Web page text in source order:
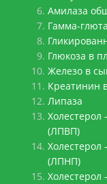
Амилаза
Гамма-
Глюкоза в
Железо в
Креатинин
Липаза
Холестерол
(ЛПВП)
Холестерол
(ЛПНП)